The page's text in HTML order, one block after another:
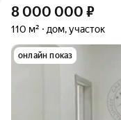
8 000 000 ₽
110 м² дом, участок
онлайн показ